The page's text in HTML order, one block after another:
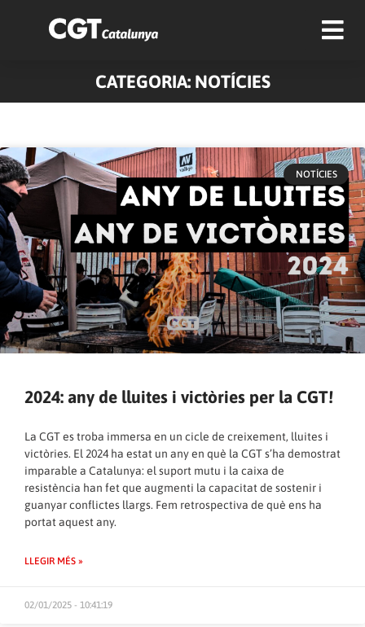
CATEGORIA: NOTÍCIES
NOTÍCIES
2024: any de lluites i victòries per la CGT!
La CGT es troba immersa en un cicle de creixement, lluites i
victòries. El 2024 ha estat un any en què la CGT s’ha demostrat
imparable a Catalunya: el suport mutu i la caixa de
resistència han fet que augmenti la capacitat de sostenir i
guanyar conflictes llargs. Fem retrospectiva de què ens ha
portat aquest any.
LLEGIR MÉS »
02/01/2025 - 10:41:19